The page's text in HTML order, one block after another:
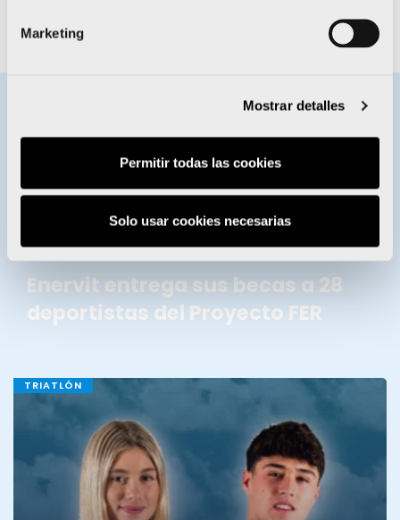
Marketing
Mostrar detalles
Permitir todas las cookies
Solo usar cookies necesarias
Enervit entrega sus becas a 28
deportistas del Proyecto FER
TRIATLÓN